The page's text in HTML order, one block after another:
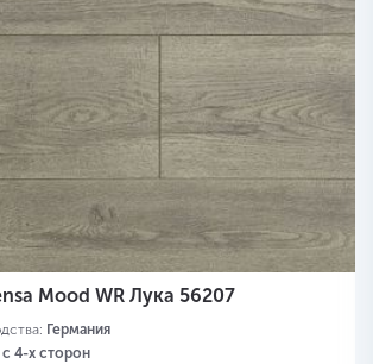
Mood WR Лука 56207
Германия
с 4-х сторон